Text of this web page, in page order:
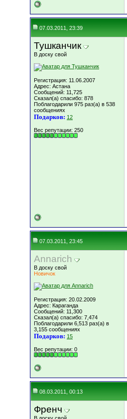
07.03.2011, 23:39
Тушканчик
В доску свой
Регистрация: 11.06.2007
Адрес: Астана
Сообщений: 11,725
Сказал(а) спасибо: 878
Поблагодарили 975 раз(а) в 538
сообщениях
Подарков: 12
Вес репутации: 250
07.03.2011, 23:45
Annarich
В доску свой
Новичок
Регистрация: 20.02.2009
Адрес: Караганда
Сообщений: 11,300
Сказал(а) спасибо: 7,474
Поблагодарили 6,513 раз(а) в
3,155 сообщениях
Подарков: 15
Вес репутации: 0
08.03.2011, 00:13
Френч